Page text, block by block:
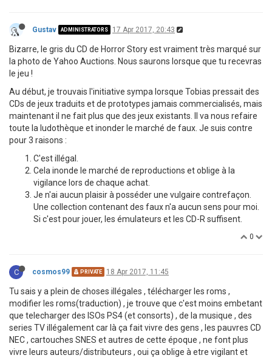
Gustav ADMINISTRATORS 17 Apr 2017, 20:43
Bizarre, le gris du CD de Horror Story est vraiment très marqué sur
la photo de Yahoo Auctions. Nous saurons lorsque que tu recevras
le jeu !
Au début, je trouvais l'initiative sympa lorsque Tobias pressait des
CDs de jeux traduits et de prototypes jamais commercialisés, mais
maintenant il ne fait plus que des jeux existants. Il va nous refaire
toute la ludothèque et inonder le marché de faux. Je suis contre
pour 3 raisons :
C'est illégal.
Cela inonde le marché de reproductions et oblige à la
vigilance lors de chaque achat.
Je n'ai aucun plaisir à posséder une vulgaire contrefaçon.
Une collection contenant des faux n'a aucun sens pour moi.
Si c'est pour jouer, les émulateurs et les CD-R suffisent.
0
C cosmos99 PRIVATE 18 Apr 2017, 11:45
Tu sais y a plein de choses illégales , télécharger les roms ,
modifier les roms(traduction) , je trouve que c'est moins embetant
que telecharger des ISOs PS4 (et consorts) , de la musique , des
series TV illégalement car là ça fait vivre des gens , les pauvres CD
NEC , cartouches SNES et autres de cette époque , ne font plus
vivre leurs auteurs/distributeurs , oui ça oblige à etre vigilant et